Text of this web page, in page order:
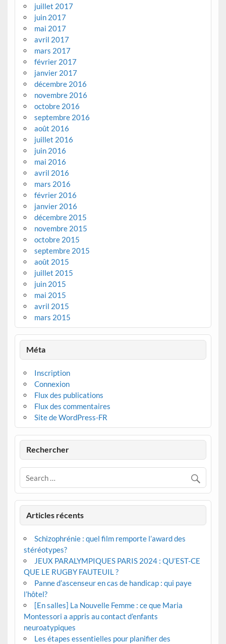
juillet 2017
juin 2017
mai 2017
avril 2017
mars 2017
février 2017
janvier 2017
décembre 2016
novembre 2016
octobre 2016
septembre 2016
août 2016
juillet 2016
juin 2016
mai 2016
avril 2016
mars 2016
février 2016
janvier 2016
décembre 2015
novembre 2015
octobre 2015
septembre 2015
août 2015
juillet 2015
juin 2015
mai 2015
avril 2015
mars 2015
Méta
Inscription
Connexion
Flux des publications
Flux des commentaires
Site de WordPress-FR
Rechercher
Articles récents
Schizophrénie : quel film remporte l’award des
stéréotypes?
JEUX PARALYMPIQUES PARIS 2024 : QU’EST-CE
QUE LE RUGBY FAUTEUIL ?
Panne d’ascenseur en cas de handicap : qui paye
l’hôtel?
[En salles] La Nouvelle Femme : ce que Maria
Montessori a appris au contact d’enfants
neuroatypiques
Les étapes essentielles pour planifier des